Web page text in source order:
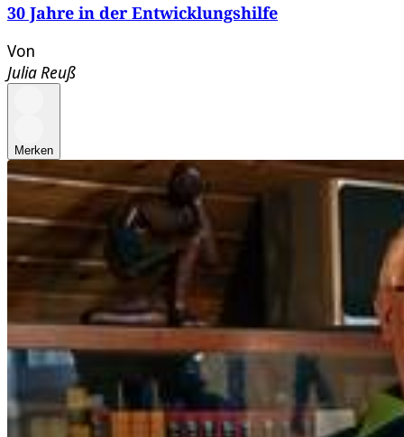
30 Jahre in der Entwicklungshilfe
Von
Julia Reuß
Merken